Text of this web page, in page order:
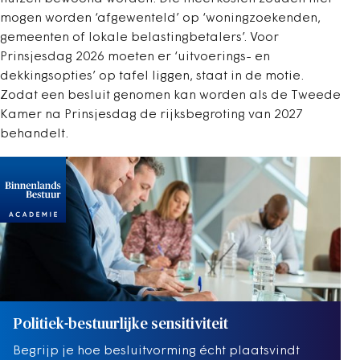
mogen worden ‘afgewenteld’ op ‘woningzoekenden,
gemeenten of lokale belastingbetalers’. Voor
Prinsjesdag 2026 moeten er ‘uitvoerings- en
dekkingsopties’ op tafel liggen, staat in de motie.
Zodat een besluit genomen kan worden als de Tweede
Kamer na Prinsjesdag de rijksbegroting van 2027
behandelt.
Politiek-bestuurlijke sensitiviteit
Begrijp je hoe besluitvorming écht plaatsvindt